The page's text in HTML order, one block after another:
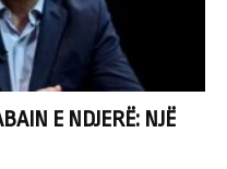
E NDJERË: NJË